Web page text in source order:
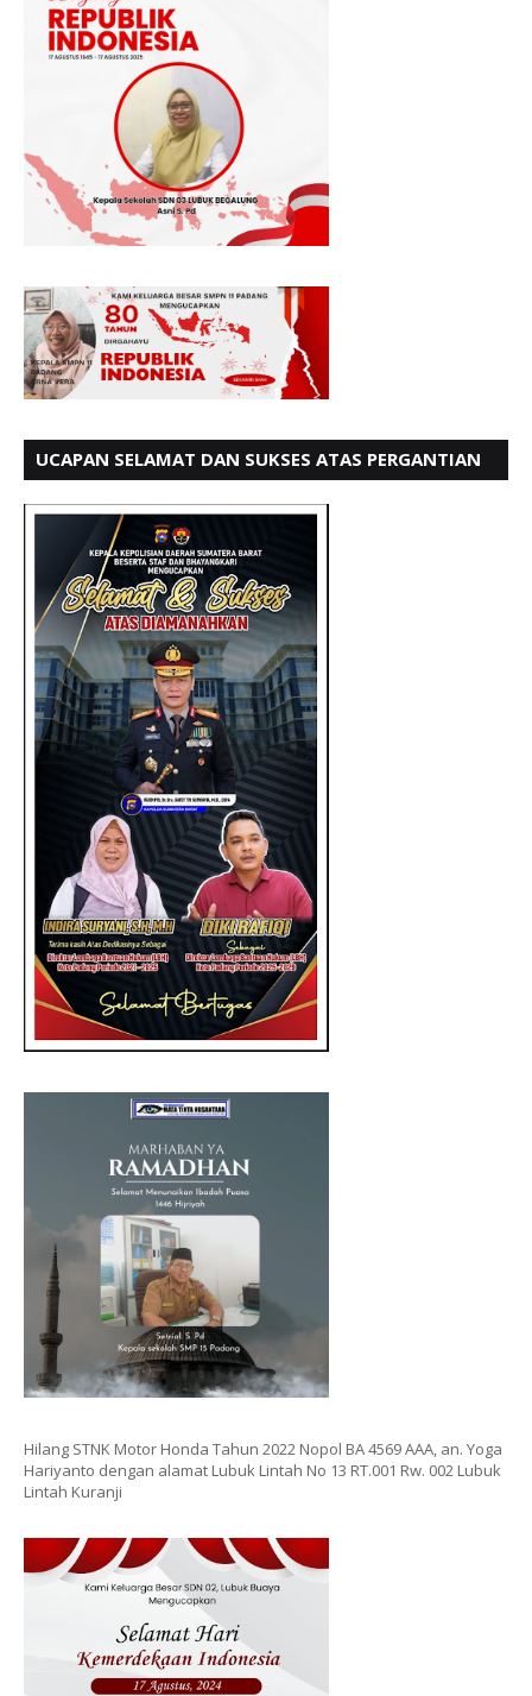
UCAPAN SELAMAT DAN SUKSES ATAS PERGANTIAN
Hilang STNK Motor Honda Tahun 2022 Nopol BA 4569 AAA, an. Yoga
Hariyanto dengan alamat Lubuk Lintah No 13 RT.001 Rw. 002 Lubuk
Lintah Kuranji